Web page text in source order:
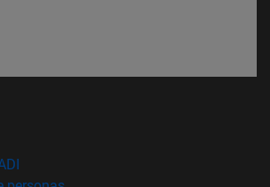
en nueva ventana)